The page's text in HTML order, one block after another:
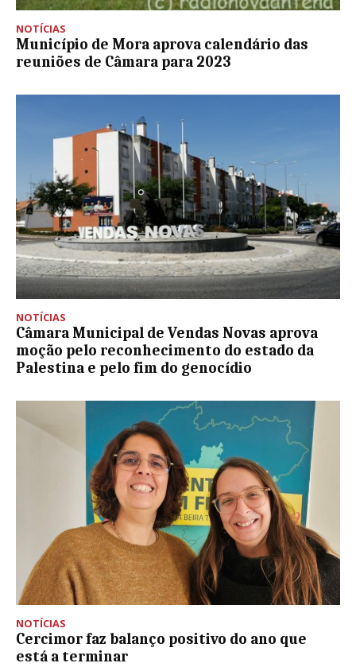
NOTÍCIAS
Município de Mora aprova calendário das
reuniões de Câmara para 2023
NOTÍCIAS
Câmara Municipal de Vendas Novas aprova
moção pelo reconhecimento do estado da
Palestina e pelo fim do genocídio
NOTÍCIAS
Cercimor faz balanço positivo do ano que
está a terminar